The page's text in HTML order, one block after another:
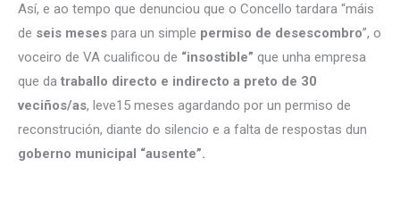
Así, e ao tempo que denunciou que o Concello tardara “máis
de seis meses para un simple permiso de desescombro”, o
voceiro de VA cualificou de “insostible” que unha empresa
que da traballo directo e indirecto a preto de 30
veciños/as, leve15 meses agardando por un permiso de
reconstrución, diante do silencio e a falta de respostas dun
goberno municipal “ausente”.